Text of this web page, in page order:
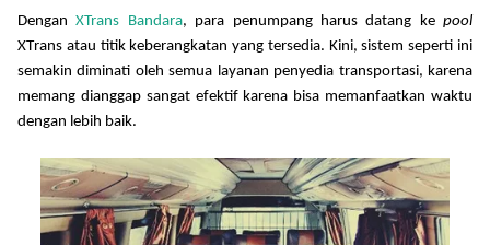
DenganXTrans Bandara, para penumpang harus datang ke pool
XTrans atau titik keberangkatan yang tersedia. Kini, sistem seperti ini
semakin diminati oleh semua layanan penyedia transportasi, karena
memang dianggap sangat efektif karena bisa memanfaatkan waktu
dengan lebih baik.